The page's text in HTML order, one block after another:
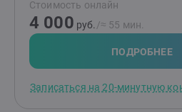
курс повышения
личную терапию на протяжении
практики.Воспитываю собаку
меня воспитывает (мы пока
кого). Кроме психологии,
сложностями сталкиваются
Стоимость онлайн
4 000 руб. /≈ 55 мин.
ПОДРОБНЕЕ
Записаться на 20-минутную